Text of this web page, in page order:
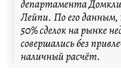
департамента
Лейпи. По его данным,
50% сделок на рынке
совершались без
наличный расчёт.